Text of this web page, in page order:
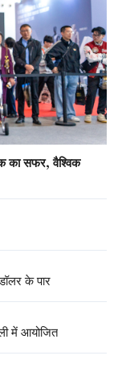
का सफर, वैश्विक
के पार
में आयोजित